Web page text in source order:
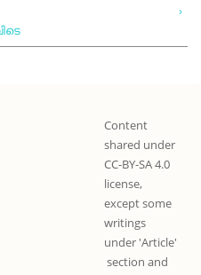
›
Content
shared under
CC-BY-SA 4.0
license,
except some
writings
under 'Article'
section and